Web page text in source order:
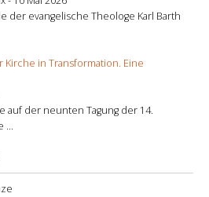
der evangelische Theologe Karl Barth
Kirche in Transformation. Eine
auf der neunten Tagung der 14.
...